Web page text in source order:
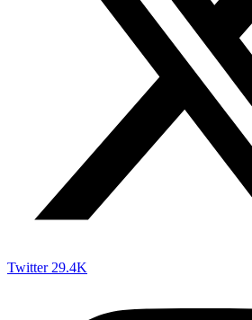
Twitter 29.4K